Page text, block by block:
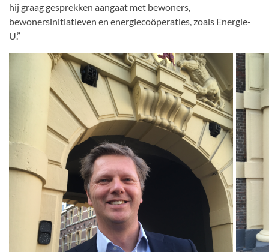
hij graag gesprekken aangaat met bewoners,
bewonersinitiatieven en energiecoöperaties, zoals Energie-
U.”